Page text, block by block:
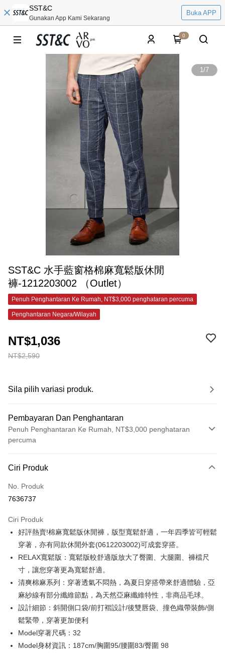
SST&C
Gunakan App Kami Sekarang
Buka APP
0
1/7
SST&C 水手藍窗格棉麻寬鬆版休閒
褲-1212203002 （Outlet）
Penuh Penghantaran Ke Rumah, NT$3,000 penghataran percuma
Penghantaran Negara/Wilayah
NT$2,590
NT$1,036
Sila pilih variasi produk.
Pembayaran Dan Penghantaran
Penuh Penghantaran Ke Rumah, NT$3,000 penghataran
percuma
Kad Kredit (Bayaran Penuh)
Ansuran Kad Kredit
Taiwan Cooperative Bank
Hua Nan Commercial
Bank
Chang Hwa Commercial
Bank
The Shanghai
Commercial & Savings
Bank
Bank Komersial Taipei
Bank Cathay United
Mega International
Commercial Bank
Taiwan Business Bank
Taichung Commercial
HSBC Bank (Taiwan)
Union Bank of Taiwan
Far Eastern International
6 ansuran pada kadar faedah 0,
ansuran
21 Bank
Taiwan Cooperative Bank
Bank Komersial Pertama
Hua Nan Commercial Bank
Chang Hwa Commercial Bank
The Shanghai Commercial &
Savings Bank
Bank Cathay United
Mega International Commercial
Bank
Taiwan Business Bank
Taichung Commercial Bank
HSBC Bank (Taiwan) Limited
Union Bank of Taiwan
Yuanta Commercial Bank
Bank SinoPac
Apple Pay
JKOPAY
Easy Wallet
Plus PAY
Ciri Produk
No. Produk
7636737
Ciri Produk
好評熱賣!棉麻寬鬆版休閒褲，版型寬鬆舒適，一年四季皆可輕鬆
穿著，亦有同款休閒外套(0612203002)可成套穿搭。
RELAX寬鬆版：寬鬆版較舒適版放大了臀圍、大腿圍、褲檔尺
寸，讓您穿著更為寬鬆舒適。
清爽棉麻系列：穿著透氣不悶熱，為夏日穿搭帶來舒適體驗，亞
麻紗線有部分纖維節點，為天然亞麻纖維特性，非商品毛球。
設計細節：斜開側口袋/前打褶設計/後雙唇袋、撞色織帶裝飾/側
鬆緊帶，穿著更加便利
Model穿著尺碼：32
Model身材資訊：187cm/胸圍95/腰圍83/臀圍 98